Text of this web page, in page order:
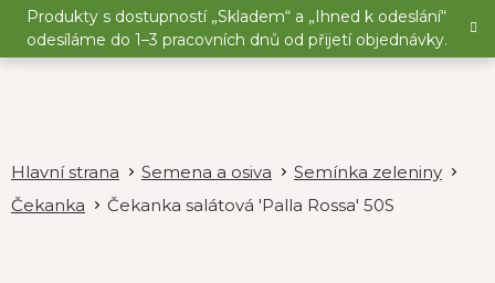
Přejít
obsah
Produkty s dostupností „Skladem“ a „Ihned k odeslání“
odesíláme do 1–3 pracovních dnů od přijetí objednávky.
Semena a osiva
Semínka zeleniny
Čekanka
Čekanka salátová 'Palla Rossa' 50S